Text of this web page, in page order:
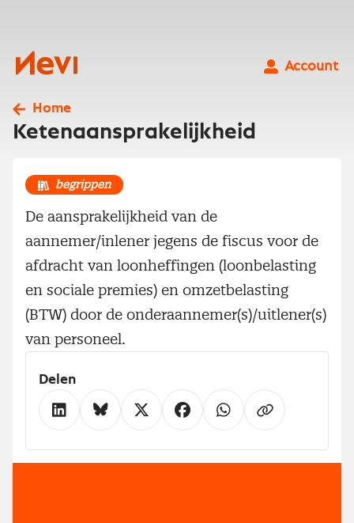
Nevi
Account
Home
Ketenaansprakelijkheid
begrippen
De aansprakelijkheid van de
aannemer/inlener jegens de fiscus voor de
afdracht van loonheffingen (loonbelasting
en sociale premies) en omzetbelasting
(BTW) door de onderaannemer(s)/uitlener(s)
van personeel.
Delen